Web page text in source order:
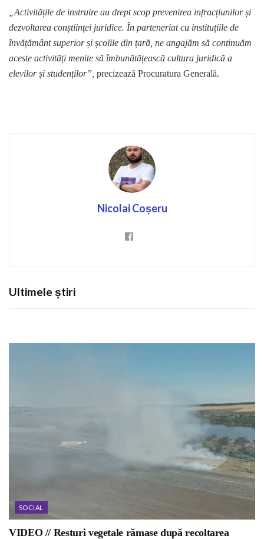
Activitățile de instruire au drept scop prevenirea infracțiunilor și
dezvoltarea conștiinței juridice. În parteneriat cu instituțiile de
învățământ superior și școlile din țară, ne angajăm să continuăm
aceste activități menite să îmbunătățească cultura juridică a
elevilor și studenților”, precizează Procuratura Generală.
Nicolai Coșeru
Ultimele știri
SOCIAL
VIDEO // Resturi vegetale rămase după recoltarea